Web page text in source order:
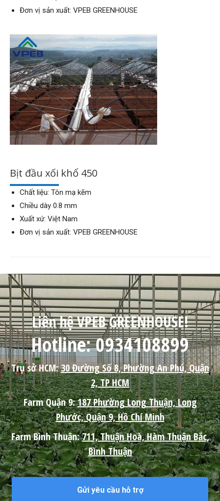
Đơn vị sản xuất: VPEB GREENHOUSE
Bịt đầu xối khổ 450
Chất liệu: Tôn mạ kẽm
Chiều dày 0.8 mm
Xuất xứ: Việt Nam
Đơn vị sản xuất: VPEB GREENHOUSE
Liên hệ VPEB GREENHOUSE!
Hotline: 0934108899
Trụ sở HCM:30 Đường Số 8, Phường An Phú, Quận
2, TP HCM
Farm Quận 9:187 Phường Long Thuận, Long
Phước, Quận 9, Hồ Chí Minh
Farm Bình Thuận:711, Thuận Hoà, Hàm Thuận Bắc,
Bình Thuận
Gửi yêu cầu hỗ trợ